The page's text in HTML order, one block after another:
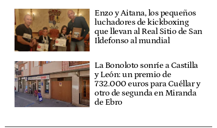
Enzo y Aitana, los pequeños
luchadores de kickboxing
que llevan al Real Sitio de San
Ildefonso al mundial
La Bonoloto sonríe a Castilla
y León: un premio de
732.000 euros para Cuéllar y
otro de segunda en Miranda
de Ebro